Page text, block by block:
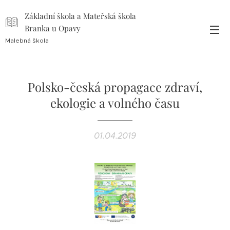
Základní škola a Mateřská škola
Branka u Opavy
Malebná škola
Polsko-česká propagace zdraví,
ekologie a volného času
01.04.2019